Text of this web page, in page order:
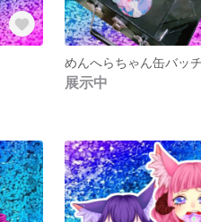
めんへらちゃん缶バッ
展示中